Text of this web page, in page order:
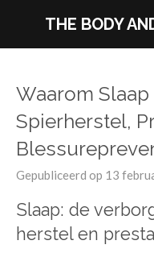
hoofdinhoud
THE BODY
Waarom
Spierherstel,
Gepubliceerd op 13
Slaap: de
herstel en